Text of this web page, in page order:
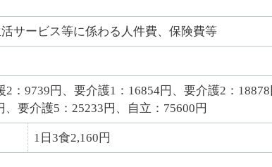
サービス等に係わる人件費、保険費等
：9739円、要介護1：16854円、要介護2：18878
要介護5：25233円、自立：75600円
1日3食2,160円